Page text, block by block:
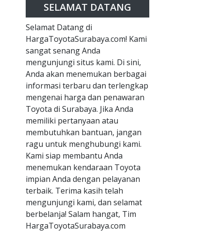
SELAMAT DATANG
Selamat Datang di
HargaToyotaSurabaya.com! Kami
sangat senang Anda
mengunjungi situs kami. Di sini,
Anda akan menemukan berbagai
informasi terbaru dan terlengkap
mengenai harga dan penawaran
Toyota di Surabaya. Jika Anda
memiliki pertanyaan atau
membutuhkan bantuan, jangan
ragu untuk menghubungi kami.
Kami siap membantu Anda
menemukan kendaraan Toyota
impian Anda dengan pelayanan
terbaik. Terima kasih telah
mengunjungi kami, dan selamat
berbelanja! Salam hangat, Tim
HargaToyotaSurabaya.com